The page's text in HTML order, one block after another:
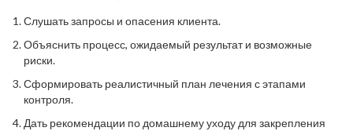
Слушать запросы и опасения клиента.
Объяснить процесс, ожидаемый результат и возможные
риски.
Сформировать реалистичный план лечения с этапами
контроля.
Дать рекомендации по домашнему уходу для закрепления